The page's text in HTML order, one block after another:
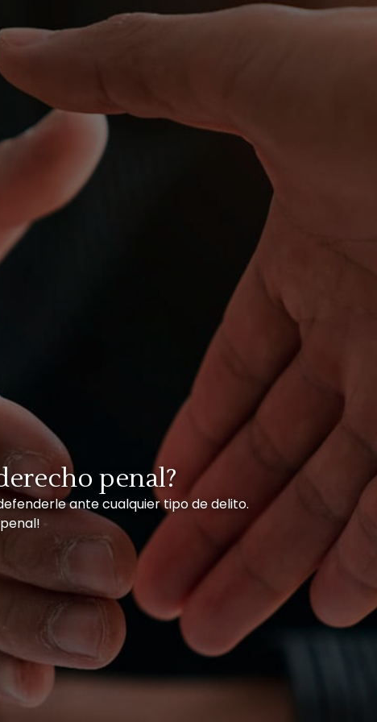
la Administración y contra la Administración de
penal?
ante cualquier tipo de delito.